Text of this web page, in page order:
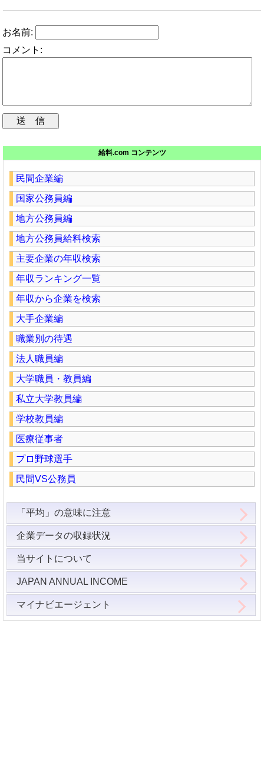
お名前:
コメント:
給料.com コンテンツ
民間企業編
国家公務員編
地方公務員編
地方公務員給料検索
主要企業の年収検索
年収ランキング一覧
年収から企業を検索
大手企業編
職業別の待遇
法人職員編
大学職員・教員編
私立大学教員編
学校教員編
医療従事者
プロ野球選手
民間VS公務員
「平均」の意味に注意
企業データの収録状況
当サイトについて
JAPAN ANNUAL INCOME
マイナビエージェント